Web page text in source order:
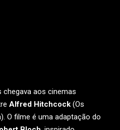
chegava aos cinemas
Alfred Hitchcock (Os
O filme é uma adaptação do